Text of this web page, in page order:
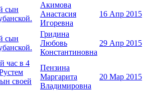
сын
Акимова
Анастасия
Игоревна
16 Апр 2015
сын
Гридина
Любовь
Константиновна
29 Апр 2015
час в 4
своей
Пензина
Маргарита
Владимировна
20 Мар 2015